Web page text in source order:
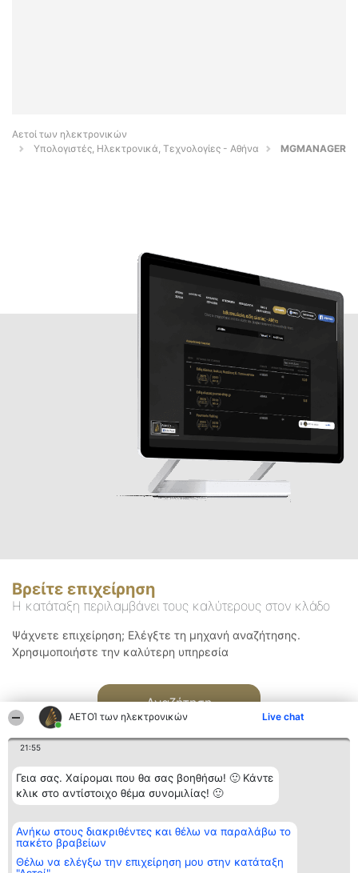
ΑΕΤΟΊ των ηλεκτρονικών Live chat
21:55
Γεια σας. Χαίρομαι που θα σας βοηθήσω! 🙂 Κάντε
κλικ στο αντίστοιχο θέμα συνομιλίας! 🙂
Ανήκω στους διακριθέντες και θέλω να παραλάβω το
πακέτο βραβείων
Θέλω να ελέγξω την επιχείρηση μου στην κατάταξη
Αετοί των ηλεκτρονικών
Υπολογιστές, Ηλεκτρονικά, Τεχνολογίες - Αθήνα
MGMANAGER
Βρείτε επιχείρηση
Η κατάταξη περιλαμβάνει τους καλύτερους στον κλάδο
Ψάχνετε επιχείρηση; Ελέγξτε τη μηχανή αναζήτησης.
Χρησιμοποιήστε την καλύτερη υπηρεσία
Αναζήτηση
Διοργανωτής της
κατάταξης
BEAUTIFUL COMPANY
ΤΗΛ. ΕΠΙΚΟΙΝΩΝΙΑΣ:
Κατάταξη
Διακριθέντες
των
διακριθέντων
Επικοινωνία
Επικοινωνία